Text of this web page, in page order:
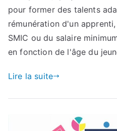
pour former des talents
rémunération d'un
SMIC ou du salaire
en fonction de l'âge du
Lire la suite